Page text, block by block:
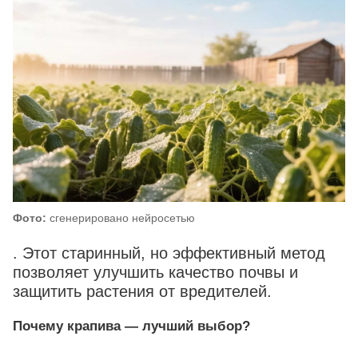
Фото: сгенерировано нейросетью
. Этот старинный, но эффективный метод
позволяет улучшить качество почвы и
защитить растения от вредителей.
Почему крапива — лучший выбор?